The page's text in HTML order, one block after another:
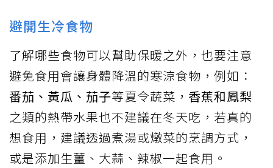
避開生冷食物
了解哪些食物可以幫助保暖之外，也要注意
避免食用會讓身體降溫的寒涼食物，例如：
番茄、黃瓜、茄子等夏令蔬菜， 香蕉和鳳梨
之類的熱帶水果也不建議在冬天吃，若真的
想食用，建議透過煮湯或燉菜的烹調方式，
或是添加生薑、大蒜、辣椒一起食用。